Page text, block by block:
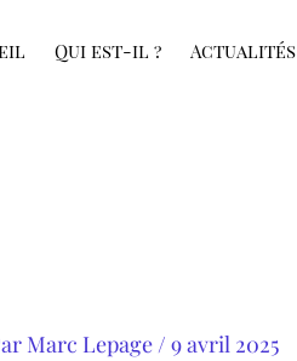
Qui est-il ? Actualités
Marc Lepage/9 avril 2025